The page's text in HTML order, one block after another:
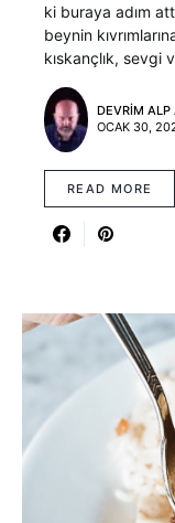
ki buraya adım
beynin
kıskançlık, sevgi
DEVRIM ALP
OCAK 30,
READ MORE